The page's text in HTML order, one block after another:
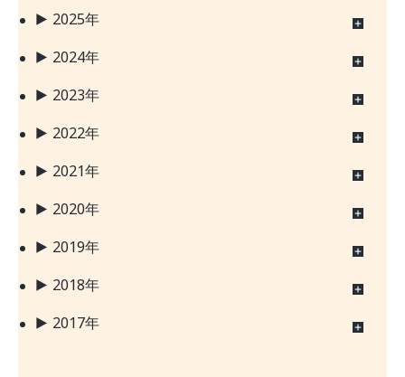
2025年
2024年
2023年
2022年
2021年
2020年
2019年
2018年
2017年